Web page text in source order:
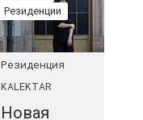
Резиденции
Резиденция
KALEKTAR
Новая